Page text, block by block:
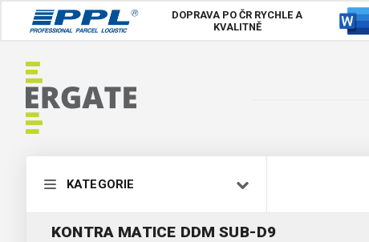
DOPRAVA PO ČR RYCHLE A
KVALITNĚ
KATEGORIE
KONTRA MATICE DDM SUB-D9